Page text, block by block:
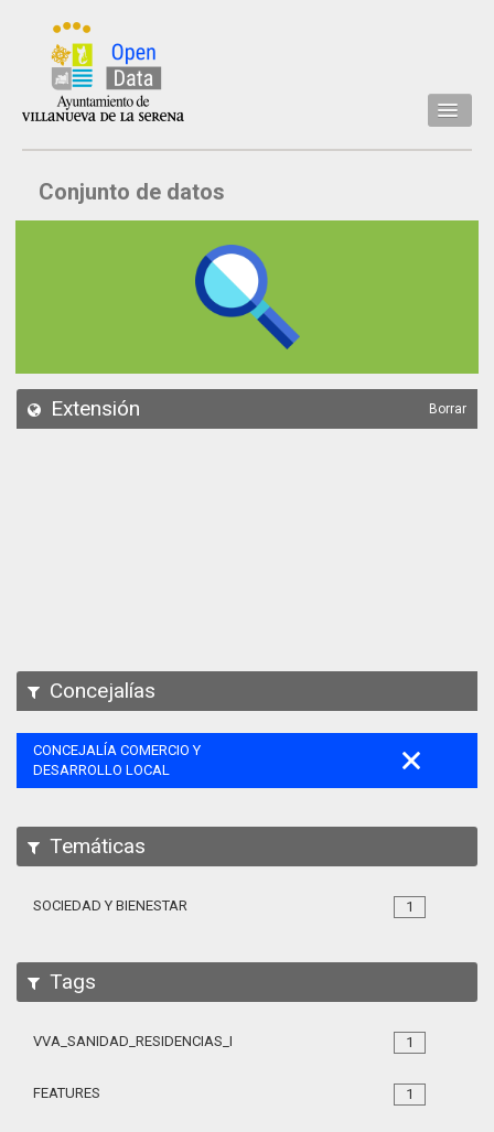
Inicio
Datos
API
Conjunto de datos
Extensión Borrar
Concejalías
CONCEJALÍA COMERCIO Y
DESARROLLO LOCAL
Temáticas
1
SOCIEDAD Y BIENESTAR
Tags
1
VVA_SANIDAD_RESIDENCIAS_MAYORES_105
1
FEATURES